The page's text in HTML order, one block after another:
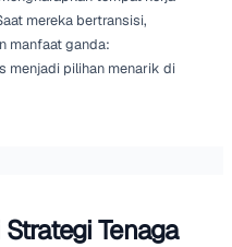
terampil langka,
Banyak perusahaan
dan solusi digital